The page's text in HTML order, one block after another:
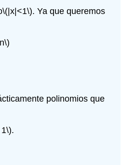
\(|x|<1\). Ya que queremos
polinomios que
.